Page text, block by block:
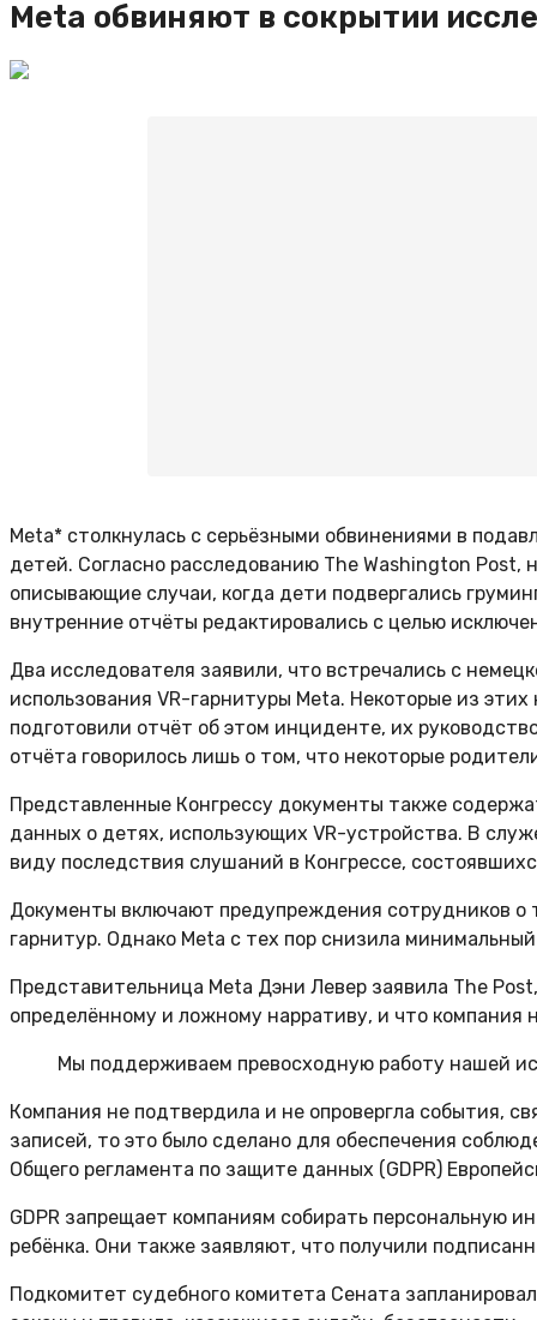
Meta обвиняют в сокрытии
Meta* столкнулась с серьёзными обвинениями в
детей. Согласно расследованию The Washington
описывающие случаи, когда дети подвергались
внутренние отчёты редактировались с целью
Два исследователя заявили, что встречались с
использования VR-гарнитуры Meta. Некоторые из
подготовили отчёт об этом инциденте, их
отчёта говорилось лишь о том, что некоторые
Представленные Конгрессу документы также
данных о детях, использующих VR-устройства. В
виду последствия слушаний в Конгрессе,
Документы включают предупреждения сотрудников о
гарнитур. Однако Meta с тех пор снизила
Представительница Meta Дэни Левер заявила The
определённому и ложному нарративу, и что
Мы поддерживаем превосходную работу нашей
Компания не подтвердила и не опровергла события,
записей, то это было сделано для обеспечения
Общего регламента по защите данных (GDPR)
GDPR запрещает компаниям собирать персональную
ребёнка. Они также заявляют, что получили
Подкомитет судебного комитета Сената